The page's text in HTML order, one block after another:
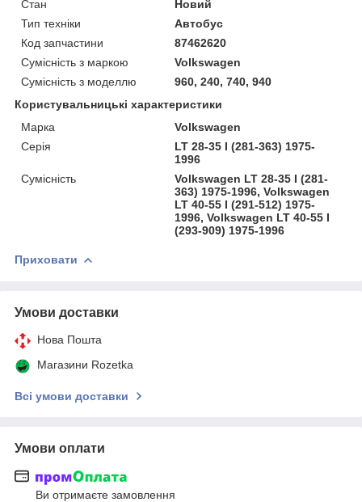
Стан
Новий
Тип техніки
Автобус
Код запчастини
87462620
Сумісність з маркою
Volkswagen
Сумісність з моделлю
960, 240, 740, 940
Користувальницькі характеристики
Марка
Volkswagen
Серія
LT 28-35 I (281-363) 1975-
1996
Сумісність
Volkswagen LT 28-35 I (281-
363) 1975-1996, Volkswagen
LT 40-55 I (291-512) 1975-
1996, Volkswagen LT 40-55 I
(293-909) 1975-1996
Приховати
Умови доставки
Нова Пошта
Магазини Rozetka
Всі умови доставки
Умови оплати
Ви отримаєте замовлення